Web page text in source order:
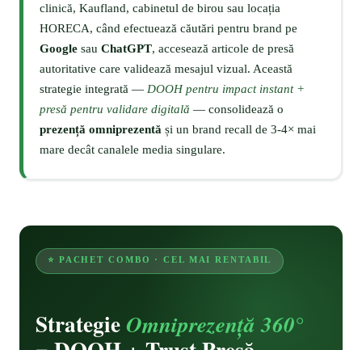
clinică, Kaufland, cabinetul de birou sau locația
HORECA, când efectuează căutări pentru brand pe
Google sau ChatGPT, accesează articole de presă
autoritative care validează mesajul vizual. Această
strategie integrată — DOOH pentru impact instant +
presă pentru validare digitală — consolidează o
prezență omniprezentă și un brand recall de 3-4× mai
mare decât canalele media singulare.
⭐ PACHET COMBO · CEL MAI RENTABIL
StrategieOmniprezență 360°